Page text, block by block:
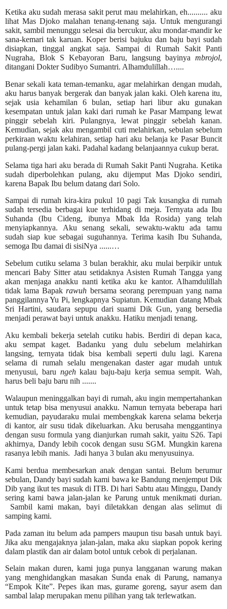
Ketika aku sudah merasa sakit perut mau melahirkan, eh.......... aku
lihat Mas Djoko malahan tenang-tenang saja. Untuk mengurangi
sakit, sambil menunggu selesai dia bercukur, aku mondar-mandir ke
sana-kemari tak karuan. Koper berisi bajuku dan baju bayi sudah
disiapkan, tinggal angkat saja. Sampai di Rumah Sakit Panti
Nugraha, Blok S Kebayoran Baru, langsung bayinya mbrojol,
ditangani Dokter Sudibyo Sumantri. Alhamdulillah…....
Benar sekali kata teman-temanku, agar melahirkan dengan mudah,
aku harus banyak bergerak dan banyak jalan kaki. Oleh karena itu,
sejak usia kehamilan 6 bulan, setiap hari libur aku gunakan
kesempatan untuk jalan kaki dari rumah ke Pasar Mampang lewat
pinggir sebelah kiri. Pulangnya, lewat pinggir sebelah kanan.
Kemudian, sejak aku mengambil cuti melahirkan, sebulan sebelum
perkiraan waktu kelahiran, setiap hari aku belanja ke Pasar Buncit
pulang-pergi jalan kaki. Padahal kadang belanjaannya cukup berat.
Selama tiga hari aku berada di Rumah Sakit Panti Nugraha. Ketika
sudah diperbolehkan pulang, aku dijemput Mas Djoko sendiri,
karena Bapak Ibu belum datang dari Solo.
Sampai di rumah kira-kira pukul 10 pagi Tak kusangka di rumah
sudah tersedia berbagai kue terhidang di meja. Ternyata ada Ibu
Suhanda (Ibu Cideng, ibunya Mbak Ida Rosida) yang telah
menyiapkannya. Aku senang sekali, sewaktu-waktu ada tamu
sudah siap kue sebagai suguhannya. Terima kasih Ibu Suhanda,
semoga Ibu damai di sisiNya ......…
Sebelum cutiku selama 3 bulan berakhir, aku mulai berpikir untuk
mencari Baby Sitter atau setidaknya Asisten Rumah Tangga yang
akan menjaga anakku nanti ketika aku ke kantor. Alhamdulillah
tidak lama Bapakrawuh bersama seorang perempuan yang nama
panggilannya Yu Pi, lengkapnya Supiatun. Kemudian datang Mbak
Sri Hartini, saudara sepupu dari suami Dik Gun, yang bersedia
menjadi perawat bayi untuk anakku. Hatiku menjadi tenang.
Aku kembali bekerja setelah cutiku habis. Berdiri di depan kaca,
aku sempat kaget. Badanku yang dulu sebelum melahirkan
langsing, ternyata tidak bisa kembali seperti dulu lagi. Karena
selama di rumah selalu mengenakan daster agar mudah untuk
menyusui, baru ngehkalau baju-baju kerja semua sempit. Wah,
harus beli baju baru nih .......
Walaupun meninggalkan bayi di rumah, aku ingin mempertahankan
untuk tetap bisa menyusui anakku. Namun ternyata beberapa hari
kemudian, payudaraku mulai membengkak karena selama bekerja
di kantor, air susu tidak dikeluarkan. Aku berusaha menggantinya
dengan susu formula yang dianjurkan rumah sakit, yaitu S26. Tapi
akhirnya, Dandy lebih cocok dengan susu SGM. Mungkin karena
rasanya lebih manis. Jadi hanya 3 bulan aku menyusuinya.
Kami berdua membesarkan anak dengan santai. Belum berumur
sebulan, Dandy bayi sudah kami bawa ke Bandung menjemput Dik
Dib yang ikut tes masuk di ITB. Di hari Sabtu atau Minggu, Dandy
sering kami bawa jalan-jalan ke Parung untuk menikmati durian.
Sambil kami makan, bayi diletakkan dengan alas selimut di
samping kami.
Pada zaman itu belum ada pampers maupun tisu basah untuk bayi.
Jika aku mengajaknya jalan-jalan, maka aku siapkan popok kering
dalam plastik dan air dalam botol untuk cebok di perjalanan.
Selain makan duren, kami juga punya langganan warung makan
yang menghidangkan masakan Sunda enak di Parung, namanya
“Empok Kite”. Pepes ikan mas, gurame goreng, sayur asem dan
sambal lalap merupakan menu pilihan yang tak terlewatkan.